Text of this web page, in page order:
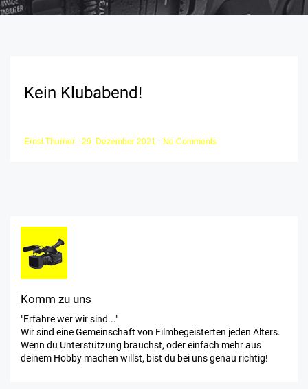
Kein Klubabend!
Ernst Thurner - 29. Dezember 2021 - No Comments
Komm zu uns
"Erfahre wer wir sind..."
Wir sind eine Gemeinschaft von Filmbegeisterten jeden Alters.
Wenn du Unterstützung brauchst, oder einfach mehr aus
deinem Hobby machen willst, bist du bei uns genau richtig!